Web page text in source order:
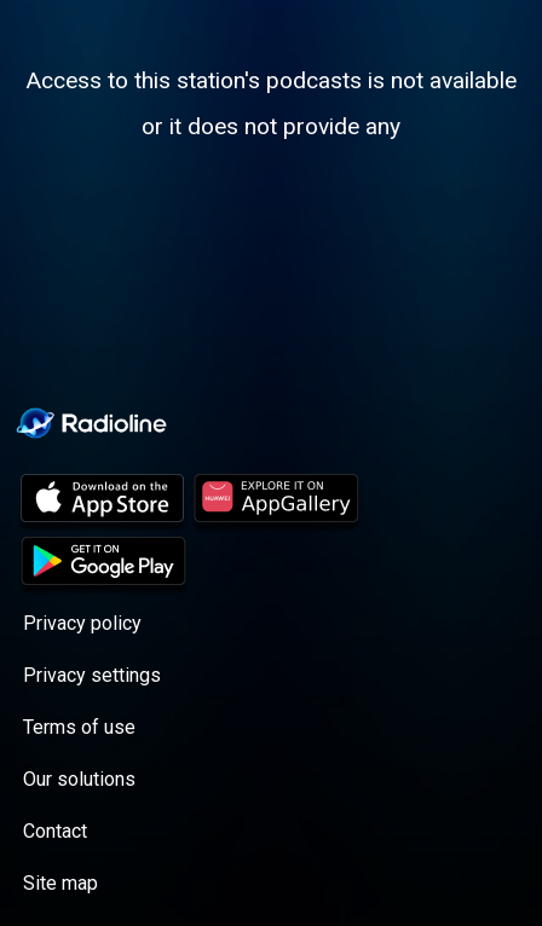
Access to this station's podcasts is not available
or it does not provide any
Privacy policy
Privacy settings
Terms of use
Our solutions
Contact
Site map